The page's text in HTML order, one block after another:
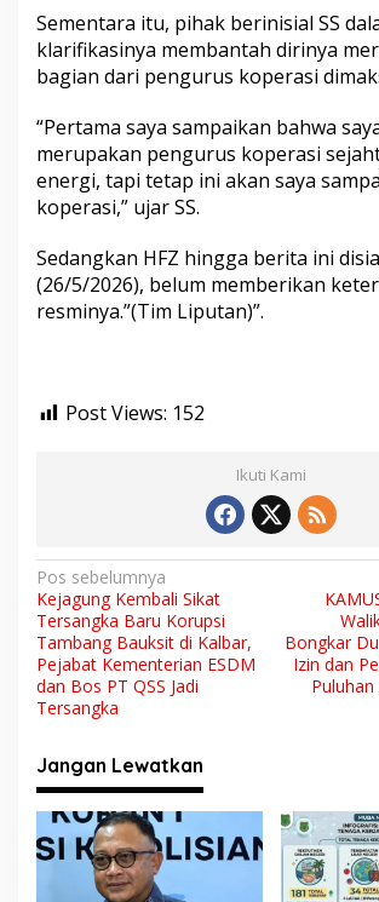
Sementara itu, pihak berinisial SS
klarifikasinya membantah dirinya
bagian dari pengurus koperasi
“Pertama saya sampaikan bahwa
merupakan pengurus koperasi
energi, tapi tetap ini akan saya
koperasi,” ujar SS.
Sedangkan HFZ hingga berita ini
(26/5/2026), belum memberikan
resminya.”(Tim Liputan)”.
Post Views: 152
Ikuti Kami
N
a
v
i
g
a
s
i
p
Pos sebelumnya
Kejagung Kembali Sikat
Tersangka Baru Korupsi
Tambang Bauksit di Kalbar,
Pejabat Kementerian ESDM
dan Bos PT QSS Jadi
Tersangka
Bongkar
Izin dan
Jangan Lewatkan